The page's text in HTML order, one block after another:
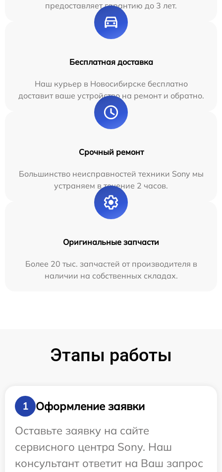
предоставляет гарантию до 3 лет.
Бесплатная доставка
Наш курьер в Новосибирске бесплатно
доставит ваше устройство на ремонт и обратно.
Срочный ремонт
Большинство неисправностей техники Sony мы
устраняем в течение 2 часов.
Оригинальные запчасти
Более 20 тыс. запчастей от производителя в
наличии на собственных складах.
Этапы работы
1
Оформление заявки
Оставьте заявку на сайте
сервисного центра Sony. Наш
консультант ответит на Ваш запрос